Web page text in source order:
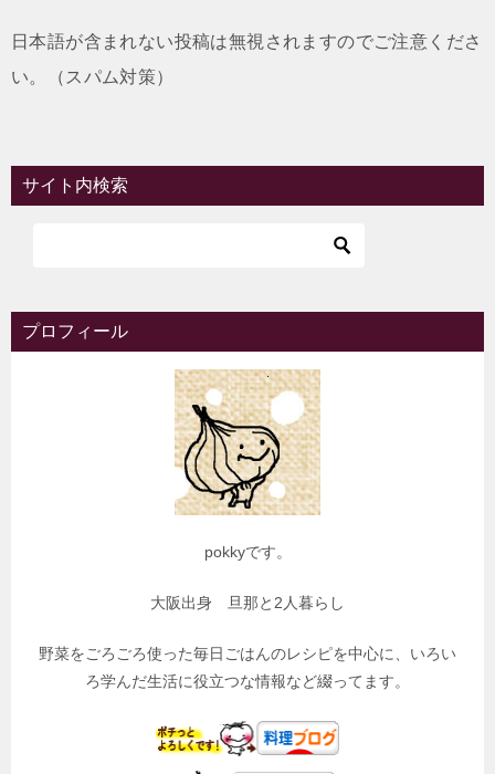
日本語が含まれない投稿は無視されますのでご注意くださ
い。（スパム対策）
サイト内検索
プロフィール
pokkyです。
大阪出身 旦那と2人暮らし
野菜をごろごろ使った毎日ごはんのレシピを中心に、いろい
ろ学んだ生活に役立つな情報など綴ってます。